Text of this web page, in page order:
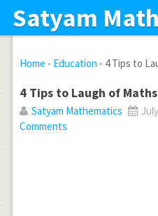
Satyam
Home - Education - 4 Tips to
4 Tips to Laugh of
Satyam Mathematics
Comments